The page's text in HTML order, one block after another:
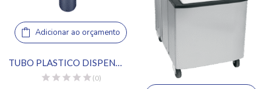
Adicionar ao orçamento
TUBO PLASTICO DISPENSADOR DE COPOS C2210C (178 A 710ML)
(0)